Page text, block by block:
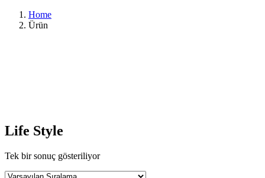
Home
Ürün
Life Style
Tek bir sonuç gösteriliyor